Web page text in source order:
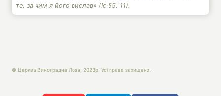
те, за чим я його вислав» (Іс 55, 11).
© Церква Виноградна Лоза, 2023р. Усі права захищено.